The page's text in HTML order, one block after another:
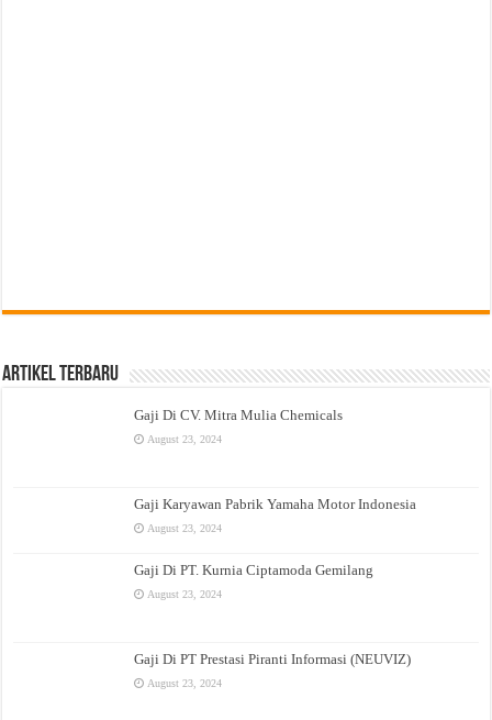
Artikel Terbaru
Gaji Di CV. Mitra Mulia Chemicals
August 23, 2024
Gaji Karyawan Pabrik Yamaha Motor Indonesia
August 23, 2024
Gaji Di PT. Kurnia Ciptamoda Gemilang
August 23, 2024
Gaji Di PT Prestasi Piranti Informasi (NEUVIZ)
August 23, 2024